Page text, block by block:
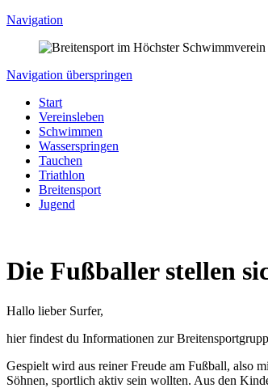
Navigation
Navigation überspringen
Start
Vereinsleben
Schwimmen
Wasserspringen
Tauchen
Triathlon
Breitensport
Jugend
Die Fußballer stellen
Hallo lieber Surfer,
hier findest du Informationen zur
Gespielt wird aus reiner Freude am Fußball, also
Söhnen, sportlich aktiv sein wollten. Aus den